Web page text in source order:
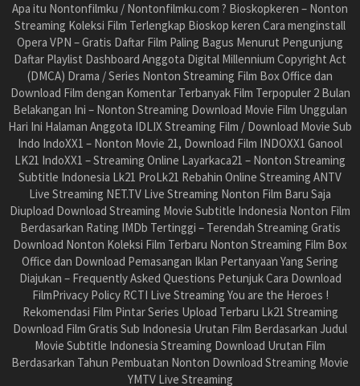
Apa itu Nontonfilmku / Nontonfilmku.com ? Bioskopkeren – Nonton
Streaming Koleksi Film Terlengkap Bioskop keren Cara menginstall
Opera VPN – Gratis Daftar Film Paling Bagus Menurut Pengunjung
Daftar Playlist Dashboard Anggota Digital Millennium Copyright Act
(DMCA) Drama / Series Nonton Streaming Film Box Office dan
Download Film dengan Komentar Terbanyak Film Terpopuler 2 Bulan
Belakangan Ini – Nonton Streaming Download Movie Film Unggulan
Hari Ini Halaman Anggota IDLIX Streaming Film / Download Movie Sub
Indo IndoXX1 – Nonton Movie 21, Download Film INDOXX1 Ganool
LK21 IndoXX1 – Streaming Online Layarkaca21 – Nonton Streaming
Subtitle Indonesia Lk21 ProLk21 Rebahin Online Streaming ANTV
Live Streaming NET.TV Live Streaming Nonton Film Baru Saja
Diupload Download Streaming Movie Subtitle Indonesia Nonton Film
Berdasarkan Rating IMDb Tertinggi – Terendah Streaming Gratis
Download Nonton Koleksi Film Terbaru Nonton Streaming Film Box
Office dan Download Pemasangan Iklan Pertanyaan Yang Sering
Diajukan – Frequently Asked Questions Petunjuk Cara Download
FilmPrivacy Policy RCTI Live Streaming You are the Heroes !
Rekomendasi Film Pintar Series Upload Terbaru Lk21 Streaming
Download Film Gratis Sub Indonesia Urutan Film Berdasarkan Judul
Movie Subtitle Indonesia Streaming Download Urutan Film
Berdasarkan Tahun Pembuatan Nonton Download Streaming Movie
YMTV Live Streaming